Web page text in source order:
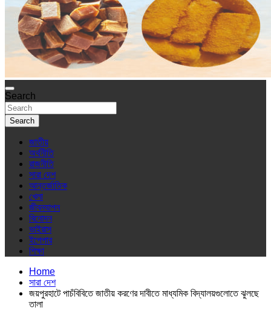
Search
Search
জাতীয়
অর্থনীতি
রাজনীতি
সারা দেশ
আন্তর্জাতিক
খেলা
জীবনযাপন
বিনোদন
ভাইরাস
ইপেপার
শিক্ষা
Home
সারা দেশ
জয়পুরহাটে পাচঁবিবিতে জাতীয় করণের দাবীতে মাধ্যমিক বিদ্যালয়গুলোতে ঝুলছে
তালা